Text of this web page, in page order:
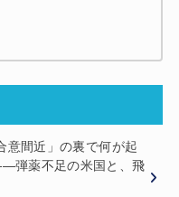
意間近」の裏で何が起
弾薬不足の米国と、飛